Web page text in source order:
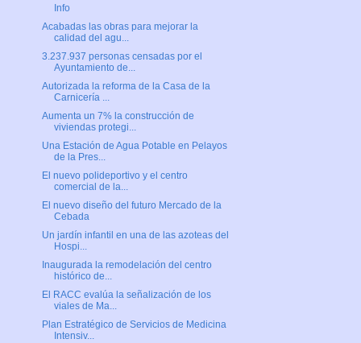
Info
Acabadas las obras para mejorar la
calidad del agu...
3.237.937 personas censadas por el
Ayuntamiento de...
Autorizada la reforma de la Casa de la
Carnicería ...
Aumenta un 7% la construcción de
viviendas protegi...
Una Estación de Agua Potable en Pelayos
de la Pres...
El nuevo polideportivo y el centro
comercial de la...
El nuevo diseño del futuro Mercado de la
Cebada
Un jardín infantil en una de las azoteas del
Hospi...
Inaugurada la remodelación del centro
histórico de...
El RACC evalúa la señalización de los
viales de Ma...
Plan Estratégico de Servicios de Medicina
Intensiv...